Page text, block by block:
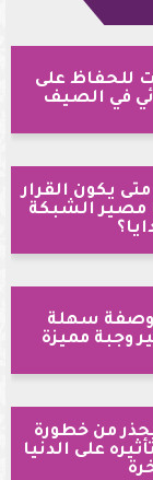
للحفاظ على
في الصيف
يكون القرار
مصير الشبكة
وصفة سهلة
وجبة مميزة
من خطورة
على الدنيا